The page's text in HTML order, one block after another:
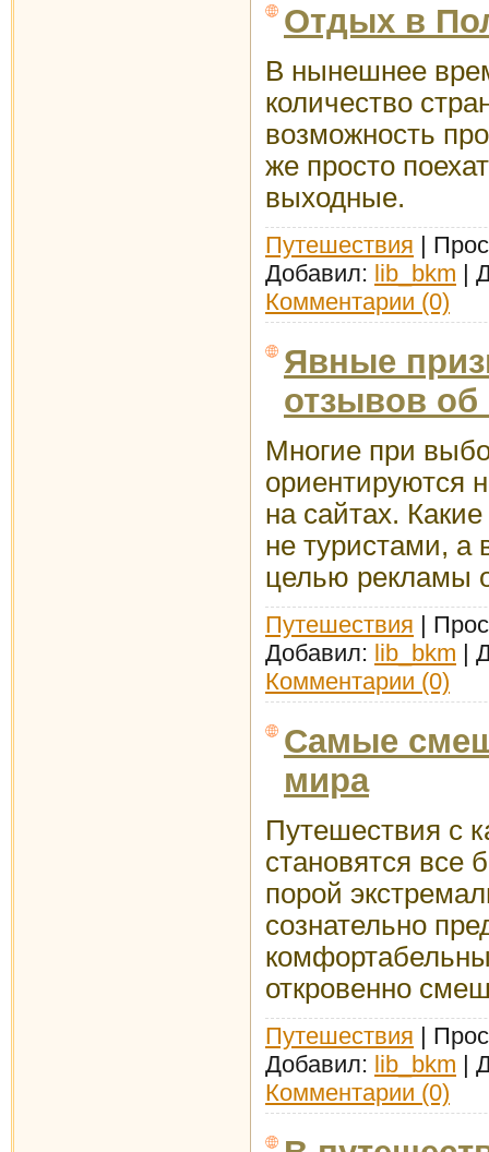
Отдых в
В нынешнее
количество
возможность
же просто
выходные.
Путешествия |
Добавил: lib_bkm |
Комментарии (0)
Явные
отзывов об
Многие при
ориентируются
на сайтах.
не туристами, а
целью рекламы
Путешествия |
Добавил: lib_bkm |
Комментарии (0)
Самые
мира
Путешествия с
становятся все
порой
сознательно
откровенно
Путешествия |
Добавил: lib_bkm |
Комментарии (0)